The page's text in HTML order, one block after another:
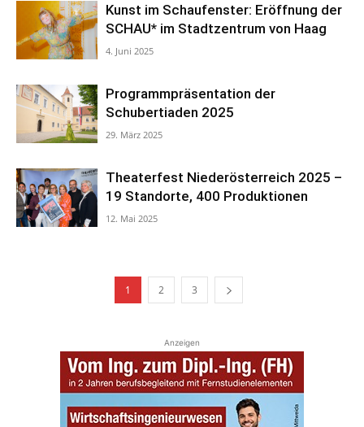
Kunst im Schaufenster: Eröffnung der
SCHAU* im Stadtzentrum von Haag
4. Juni 2025
Programmpräsentation der
Schubertiaden 2025
29. März 2025
Theaterfest Niederösterreich 2025 –
19 Standorte, 400 Produktionen
12. Mai 2025
1 2 3
Anzeigen